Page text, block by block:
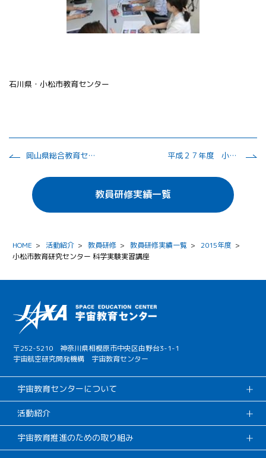
石川県・小松市教育センター
岡山県総合教育センター 理科観察，実験基礎研修講座 平成２７年度 小学校理解指導力養成研修（２年次）
教員研修実績一覧
HOME > 活動紹介 > 教員研修 > 教員研修実績一覧 > 2015年度 >
小松市教育研究センター 科学実験実習講座
〒252-5210 神奈川県相模原市中央区由野台3-1-1
宇宙航空研究開発機構 宇宙教育センター
宇宙教育センターについて
活動紹介
宇宙教育推進のための取り組み